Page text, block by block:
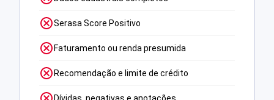
Serasa Score Positivo
Faturamento ou renda presumida
Recomendação e limite de crédito